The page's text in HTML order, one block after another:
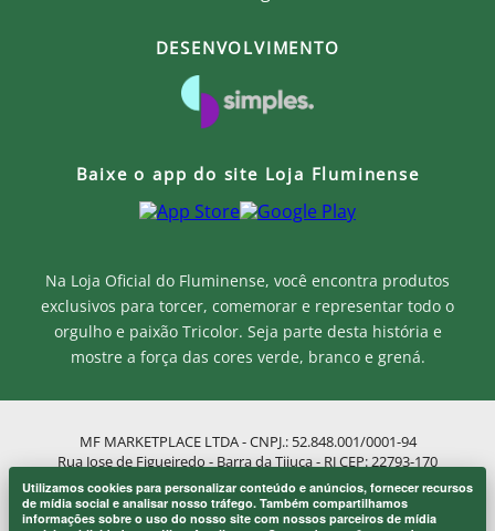
×
Onde eu sou de casa.
Laranjeiras 1902.
Utilizamos cookies para personalizar conteúdo e anúncios, fornecer recursos
de mídia social e analisar nosso tráfego. Também compartilhamos
informações sobre o uso do nosso site com nossos parceiros de mídia
Na Loja Oficial do Fluminense, você encontra produtos
exclusivos para torcer, comemorar e representar todo o
orgulho e paixão Tricolor. Seja parte desta história e
mostre a força das cores verde, branco e grená.
DESENVOLVIMENTO
Baixe o app do site Loja Fluminense
MF MARKETPLACE LTDA - CNPJ.: 52.848.001/0001-94
Rua Jose de Figueiredo - Barra da Tijuca - RJ CEP: 22793-170
Atendimento ao Cliente: atendimento@lojaflu.com.br / (21) 98808-
9954
Atendimento de 8:00h as 12:00h e 14:00h as 17:00h de segunda a